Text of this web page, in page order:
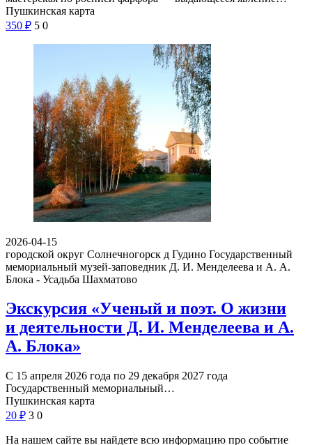
Пушкинская карта
350 ₽ 5 0
2026-04-15
городской округ Солнечногорск д Гудино Государственный
мемориальный музей-заповедник Д. И. Менделеева и А. А.
Блока - Усадьба Шахматово
Экскурсия «Ученый и поэт. О жизни
и деятельности Д. И. Менделеева и А.
А. Блока»
С 15 апреля 2026 года по 29 декабря 2027 года
Государственный мемориальный…
Пушкинская карта
20 ₽ 3 0
На нашем сайте вы найдете всю информацию про событие